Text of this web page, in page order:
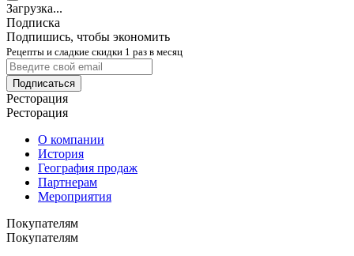
Загрузка...
Подписка
Подпишись, чтобы экономить
Рецепты и сладкие скидки 1 раз в месяц
Подписаться
Ресторация
Ресторация
О компании
История
География продаж
Партнерам
Мероприятия
Покупателям
Покупателям